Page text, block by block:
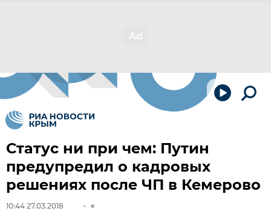
Статус ни при чем: Путин
предупредил о кадровых
решениях после ЧП в Кемерово
10:44 27.03.2018